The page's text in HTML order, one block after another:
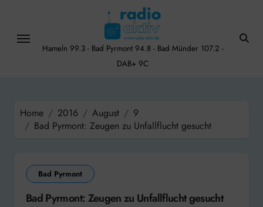
content
Hameln 99.3 - Bad Pyrmont 94.8 - Bad Münder 107.2 -
DAB+ 9C
Home 2016 August
9
Bad Pyrmont: Zeugen zu Unfallflucht gesucht
Bad Pyrmont
Bad Pyrmont: Zeugen zu Unfallflucht gesucht